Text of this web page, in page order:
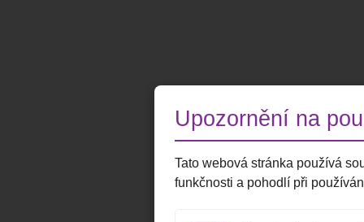
Upozornění na
Tato webová stránka používá
funkčnosti a pohodlí při